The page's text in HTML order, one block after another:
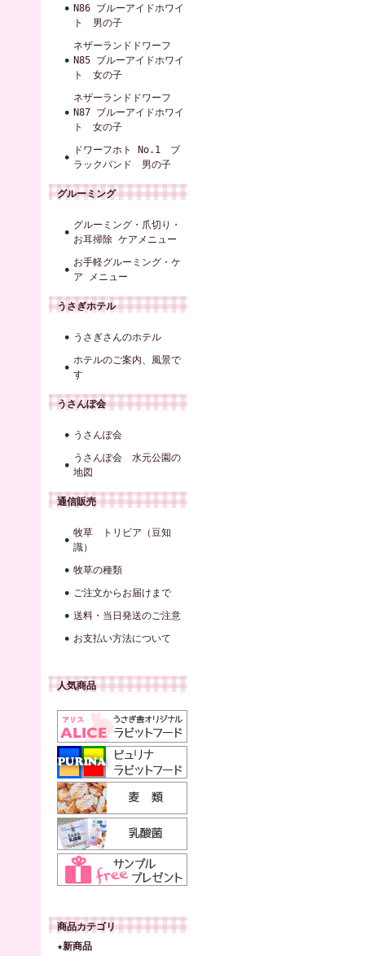
N86 ブルーアイドホワイ
ト 男の子
ネザーランドドワーフ
N85 ブルーアイドホワイ
ト 女の子
ネザーランドドワーフ
N87 ブルーアイドホワイ
ト 女の子
ドワーフホト No.1 ブ
ラックバンド 男の子
グルーミング
グルーミング・爪切り・
お耳掃除 ケアメニュー
お手軽グルーミング・ケ
ア メニュー
うさぎホテル
うさぎさんのホテル
ホテルのご案内、風景で
す
うさんぽ会
うさんぽ会
うさんぽ会 水元公園の
地図
通信販売
牧草 トリビア（豆知
識）
牧草の種類
ご注文からお届けまで
送料・当日発送のご注意
お支払い方法について
人気商品
商品カテゴリ
★新商品